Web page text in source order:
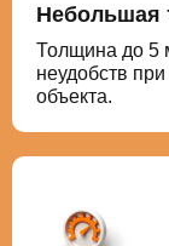
Небольшая
Толщина до 5
неудобств
объекта.